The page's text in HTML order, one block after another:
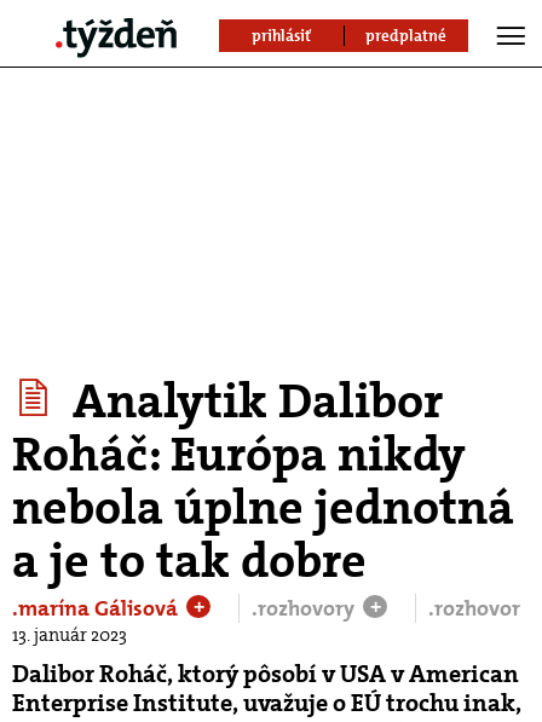
prihlásiť predplatné
Analytik Dalibor
Roháč: Európa nikdy
nebola úplne jednotná
a je to tak dobre
.marína Gálisová + .rozhovory + .rozhovor
13. január 2023
Dalibor Roháč, ktorý pôsobí v USA v American
Enterprise Institute, uvažuje o EÚ trochu inak,